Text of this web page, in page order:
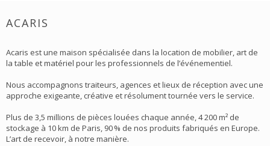
ACARIS
Acaris est une maison spécialisée dans la location de mobilier, art de
la table et matériel pour les professionnels de l’événementiel.
Nous accompagnons traiteurs, agences et lieux de réception avec une
approche exigeante, créative et résolument tournée vers le service.
Plus de 3,5 millions de pièces louées chaque année, 4 200 m² de
stockage à 10 km de Paris, 90 % de nos produits fabriqués en Europe.
L’art de recevoir, à notre manière.